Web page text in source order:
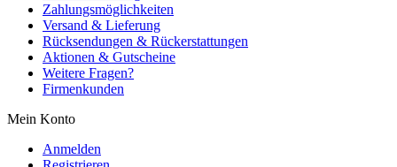
Zahlungsmöglichkeiten
Versand & Lieferung
Rücksendungen & Rückerstattungen
Aktionen & Gutscheine
Weitere Fragen?
Firmenkunden
Mein Konto
Anmelden